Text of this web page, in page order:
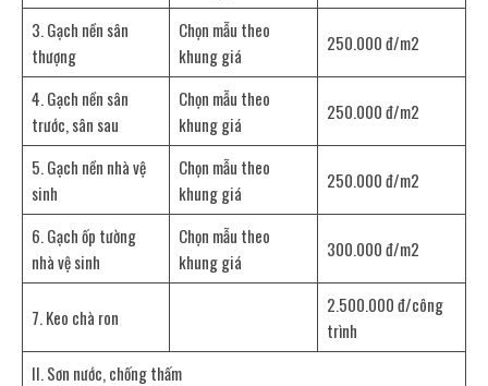
3. Gạch nền sân
thượng
Chọn mẫu theo
khung giá
250.000 đ/m2
4. Gạch nền sân
trước, sân sau
Chọn mẫu theo
khung giá
250.000 đ/m2
5. Gạch nền nhà vệ
sinh
Chọn mẫu theo
khung giá
250.000 đ/m2
6. Gạch ốp tường
nhà vệ sinh
Chọn mẫu theo
khung giá
300.000 đ/m2
7. Keo chà ron
2.500.000 đ/công
trình
II. Sơn nước, chống thấm